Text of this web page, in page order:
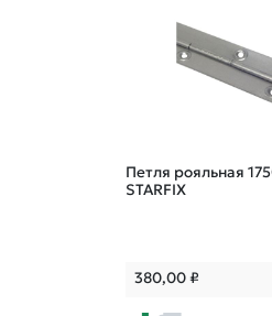
Петля рояльная
STARFIX
380,00₽